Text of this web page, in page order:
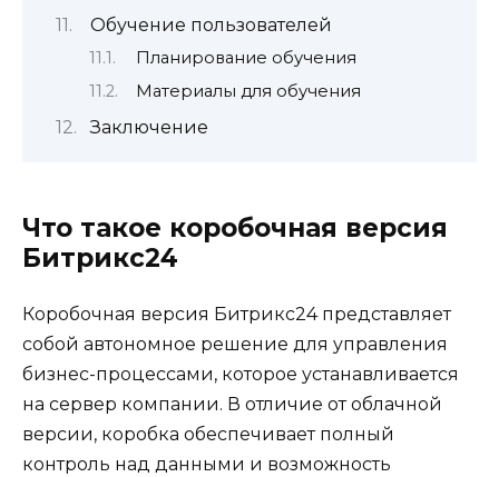
Обучение пользователей
Планирование обучения
Материалы для обучения
Заключение
Что такое коробочная версия
Битрикс24
Коробочная версия Битрикс24 представляет
собой автономное решение для управления
бизнес-процессами, которое устанавливается
на сервер компании. В отличие от облачной
версии, коробка обеспечивает полный
контроль над данными и возможность